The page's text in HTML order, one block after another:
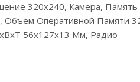
320x240, Камера,
Объем Оперативной Памяти
56x127x13 Мм, Радио